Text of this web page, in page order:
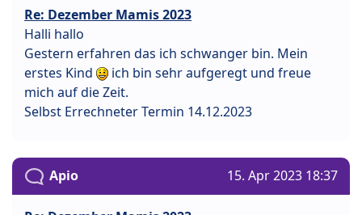
Re: Dezember Mamis 2023
Halli hallo
Gestern erfahren das ich schwanger bin. Mein
erstes Kind
ich bin sehr aufgeregt und freue
mich auf die Zeit.
Selbst Errechneter Termin 14.12.2023
Apio 15. Apr 2023 18:37